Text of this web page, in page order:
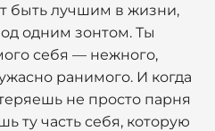
быть лучшим в жизни,
одним зонтом. Ты
себя — нежного,
ранимого. И когда
не просто парня
ту часть себя, которую